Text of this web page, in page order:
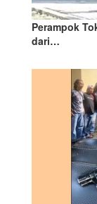
Perampok
dari…